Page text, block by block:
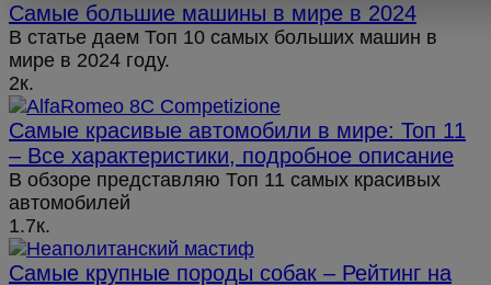
Самые большие машины в мире в 2024
В статье даем Топ 10 самых больших машин в
мире в 2024 году.
2к.
Самые красивые автомобили в мире: Топ 11
– Все характеристики, подробное описание
В обзоре представляю Топ 11 самых красивых
автомобилей
1.7к.
Самые крупные породы собак – Рейтинг на